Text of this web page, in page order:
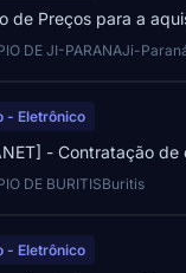
de Preços para a
DE JI-PARANAJi-
- Eletrônico
- Contratação
DE BURITISBuritis
- Eletrônico